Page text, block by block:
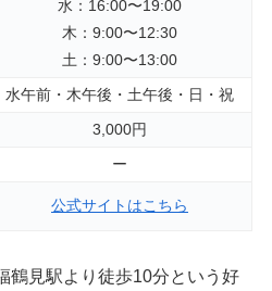
水：16:00〜19:00
木：9:00〜12:30
土：9:00〜13:00
水午前・木午後・土午後・日・祝
3,000円
ー
公式サイトはこちら
鶴見駅より徒歩10分という好